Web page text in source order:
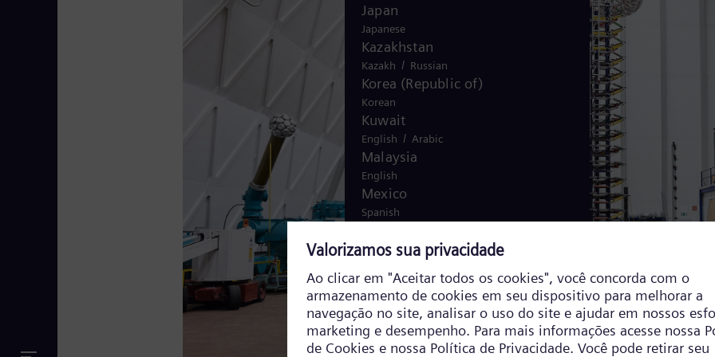
Japan
Japanese
Kazakhstan
Kazakh / Russian
Korea (Republic of)
Korean
Kuwait
English / Arabic
Malaysia
English
Mexico
Spanish
English/ French
Dutch
Nicaragua
Spanish
Nigeria